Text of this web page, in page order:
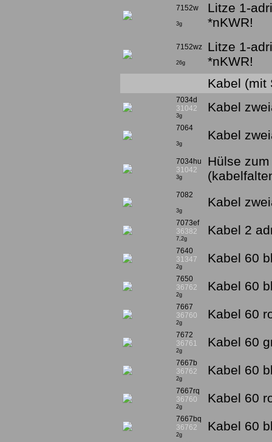
7152w
3g
Litze 1-
*nKWR!
7152wz
26g
Litze 1-
*nKWR!
Kabel (mit
7034d
31042
3g
Kabel
7064
3g
Kabel
7034hu
31042
3g
Hülse
7082
3g
Kabel
7073ef
36382
7,2g
Kabel 2
7640
31347
2g
Kabel 60
7650
36762
2g
Kabel 60
7667
36760
2g
Kabel 60
7672
36761
2g
Kabel 60
7667b
36762
2g
Kabel 60
7667rq
36760
2g
Kabel 60
7667bq
36762
2g
Kabel 60